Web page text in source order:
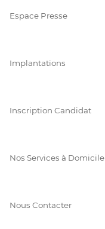
Espace Presse
Implantations
Inscription Candidat
Nos Services à Domicile
Nous Contacter